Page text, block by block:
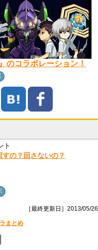
のコラボレーション！
ト
の？回さないの？
［最終更新日］2013/05/26
まとめ